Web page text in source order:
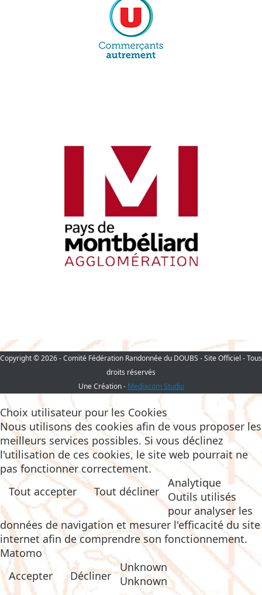
Copyright © 2026 - Comité Fédération Randonnée du DOUBS - Site Officiel - Tous
droits réservés
Une Création - Mediacom Studio
Choix utilisateur pour les Cookies
Nous utilisons des cookies afin de vous proposer les
meilleurs services possibles. Si vous déclinez
l'utilisation de ces cookies, le site web pourrait ne
pas fonctionner correctement.
Tout accepter
Tout décliner
Analytique
Outils utilisés
pour analyser les
données de navigation et mesurer l'efficacité du site
internet afin de comprendre son fonctionnement.
Matomo
Accepter
Décliner
Unknown
Unknown